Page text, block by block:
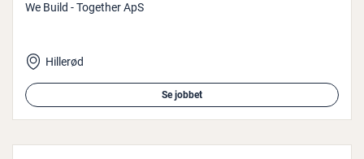
We Build - Together ApS
Hillerød
Se jobbet